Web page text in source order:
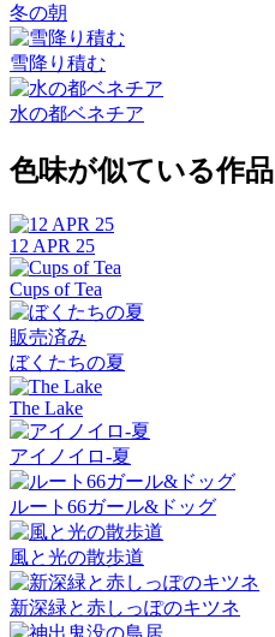
冬の朝
雪降り積む
水の都ベネチア
色味が似ている作品
12 APR 25
Cups of Tea
販売済み
ぼくたちの夏
The Lake
アイノイロ-夏
ルート66ガール&ドッグ
風と光の散歩道
新深緑と赤しっぽのキツネ